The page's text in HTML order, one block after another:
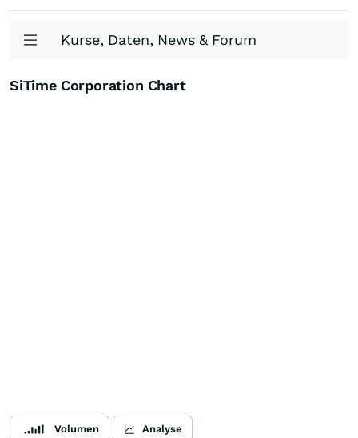
Kurse, Daten, News & Forum
SiTime Corporation Chart
Volumen Analyse